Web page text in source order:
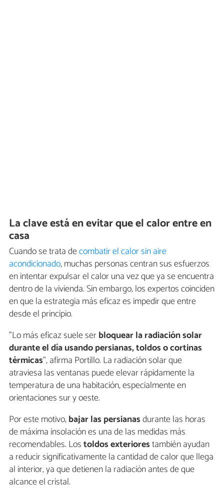
La clave está en evitar que el calor entre en
casa
Cuando se trata decombatir el calor sin aire
acondicionado, muchas personas centran sus esfuerzos
en intentar expulsar el calor una vez que ya se encuentra
dentro de la vivienda. Sin embargo, los expertos coinciden
en que la estrategia más eficaz es impedir que entre
desde el principio.
"Lo más eficaz suele serbloquear la radiación solar
durante el día usando persianas, toldos o cortinas
térmicas", afirma Portillo. La radiación solar que
atraviesa las ventanas puede elevar rápidamente la
temperatura de una habitación, especialmente en
orientaciones sur y oeste.
Por este motivo,bajar las persianasdurante las horas
de máxima insolación es una de las medidas más
recomendables. Lostoldos exteriorestambién ayudan
a reducir significativamente la cantidad de calor que llega
al interior, ya que detienen la radiación antes de que
alcance el cristal.